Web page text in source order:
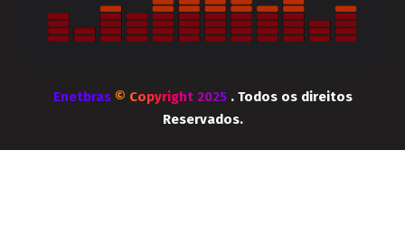
Enetbras © Copyright 2025 . Todos os direitos
Reservados.